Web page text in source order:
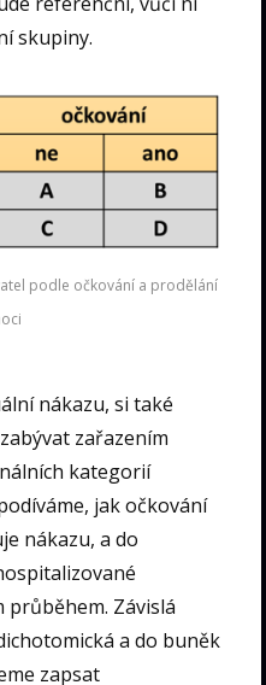
skupiny.
podle očkování a prodělání
nákazu, si také
zařazením
kategorií
jak očkování
nákazu, a do
průběhem. Závislá
a do buněk
zapsat